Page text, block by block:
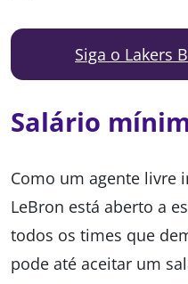
Siga o Lakers
Salário
Como um agente livre
LeBron está aberto a
todos os times que
pode até aceitar um